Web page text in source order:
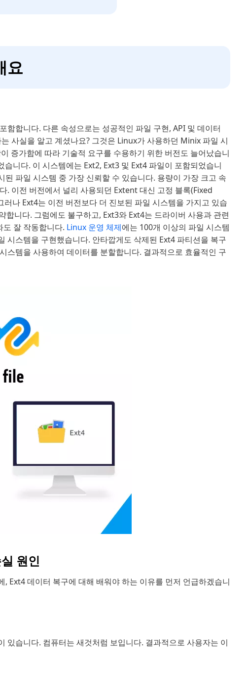
요
합니다. 다른 속성으로는 성공적인 파일 구현, API 및 데이터
사실을 알고 계셨나요? 그것은 Linux가 사용하던 Minix 파일 시
증가함에 따라 기술적 요구를 수용하기 위한 버전도 늘어났습니
니다. 이 시스템에는 Ext2, Ext3 및 Ext4 파일이 포함되었습니
파일 시스템 중 가장 신뢰할 수 있습니다. 용량이 가장 크고 속
. 이전 버전에서 널리 사용되던 Extent 대신 고정 블록(Fixed
나 Ext4는 이전 버전보다 더 진보된 파일 시스템을 가지고 있습
니다. 그럼에도 불구하고, Ext3와 Ext4는 드라이버 사용과 관련
잘 작동합니다. Linux 운영 체제에는 100개 이상의 파일 시스템
시스템을 구현했습니다. 안타깝게도 삭제된 Ext4 파티션을 복구
템을 사용하여 데이터를 분할합니다. 결과적으로 효율적인 구
원인
Ext4 데이터 복구에 대해 배워야 하는 이유를 먼저 언급하겠습니
습니다. 컴퓨터는 새것처럼 보입니다. 결과적으로 사용자는 이